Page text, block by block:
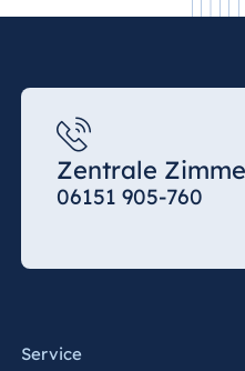
Zentrale
06151 905-760
Service